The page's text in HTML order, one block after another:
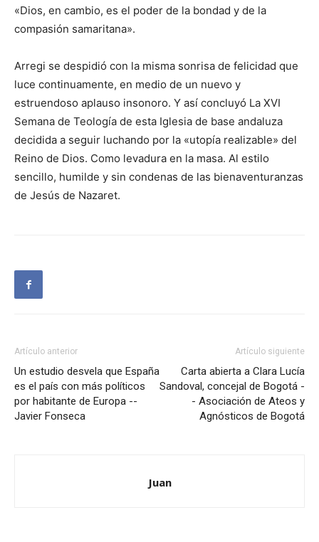
«Dios, en cambio, es el poder de la bondad y de la
compasión samaritana».
Arregi se despidió con la misma sonrisa de felicidad que
luce continuamente, en medio de un nuevo y
estruendoso aplauso insonoro. Y así concluyó La XVI
Semana de Teología de esta Iglesia de base andaluza
decidida a seguir luchando por la «utopía realizable» del
Reino de Dios. Como levadura en la masa. Al estilo
sencillo, humilde y sin condenas de las bienaventuranzas
de Jesús de Nazaret.
Artículo anterior
Un estudio desvela que España
es el país con más políticos
por habitante de Europa --
Javier Fonseca
Artículo siguiente
Carta abierta a Clara Lucía
Sandoval, concejal de Bogotá -
- Asociación de Ateos y
Agnósticos de Bogotá
Juan